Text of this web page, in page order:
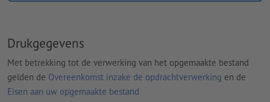
Drukgegevens
Met betrekking tot de verwerking van het opgemaakte bestand
gelden de Overeenkomst inzake de opdrachtverwerking en de
Eisen aan uw opgemaakte bestand